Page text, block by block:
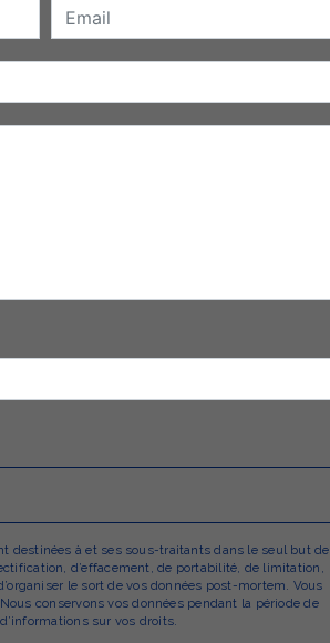
destinées à et ses sous-traitants dans le seul but de
d’effacement, de portabilité, de limitation,
le sort de vos données post-mortem. Vous
conservons vos données pendant la période de
sur vos droits.